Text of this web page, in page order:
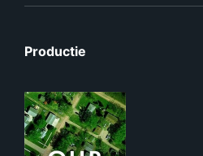
Productie